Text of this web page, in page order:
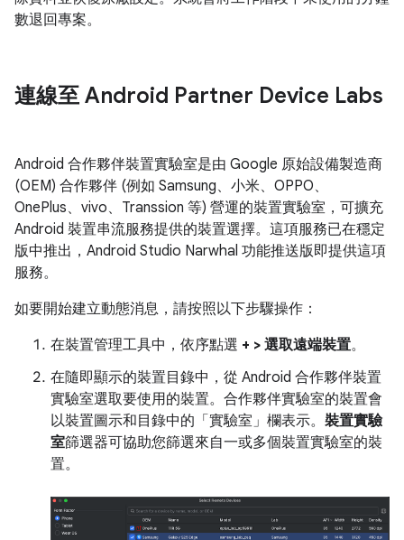
數退回專案。
連線至 Android Partner Device Labs
Android 合作夥伴裝置實驗室是由 Google 原始設備製造商
(OEM) 合作夥伴 (例如 Samsung、小米、OPPO、
OnePlus、vivo、Transsion 等) 營運的裝置實驗室，可擴充
Android 裝置串流服務提供的裝置選擇。這項服務已在穩定
版中推出，Android Studio Narwhal 功能推送版即提供這項
服務。
如要開始建立動態消息，請按照以下步驟操作：
在裝置管理工具中，依序點選 + > 選取遠端裝置。
在隨即顯示的裝置目錄中，從 Android 合作夥伴裝置
實驗室選取要使用的裝置。合作夥伴實驗室的裝置會
以裝置圖示和目錄中的「實驗室」欄表示。 裝置實驗
室篩選器可協助您篩選來自一或多個裝置實驗室的裝
置。